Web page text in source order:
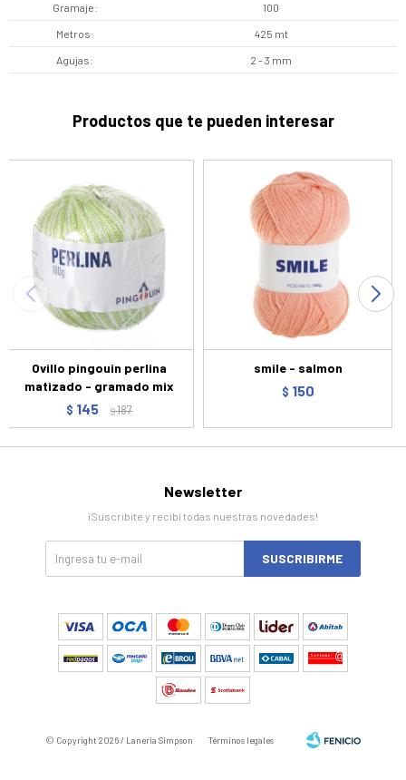
Gramaje 100
Metros 425 mt
Agujas 2 - 3 mm
Productos que te pueden interesar
Ovillo pingouin perlina
matizado - gramado mix
$ 145 $187
smile - salmon
$ 150
Newsletter
¡Suscribite y recibí todas nuestras novedades!
SUSCRIBIRME
© Copyright 2026 / Laneria Simpson Términos legales